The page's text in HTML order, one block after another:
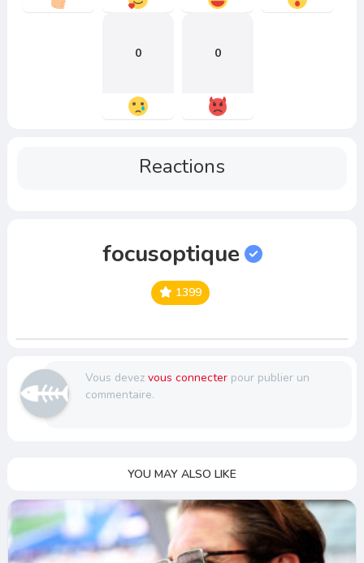
0 0
Reactions
focusoptique
1399
Vous devez vous connecterpour publier un
commentaire.
YOU MAY ALSO LIKE